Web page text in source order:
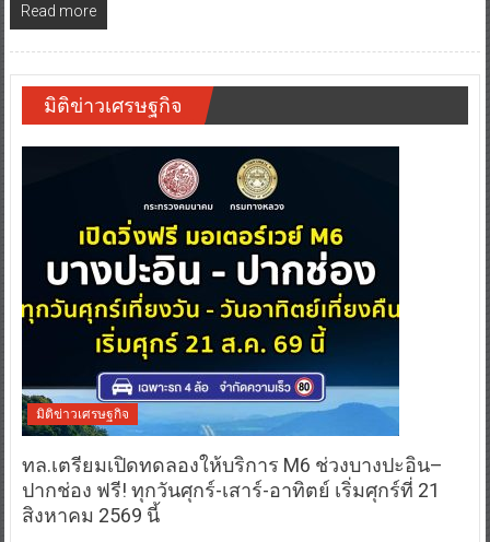
Read more
มิติข่าวเศรษฐกิจ
มิติข่าวเศรษฐกิจ
ทล.เตรียมเปิดทดลองให้บริการ M6 ช่วงบางปะอิน–
ปากช่อง ฟรี! ทุกวันศุกร์-เสาร์-อาทิตย์ เริ่มศุกร์ที่ 21
สิงหาคม 2569 นี้